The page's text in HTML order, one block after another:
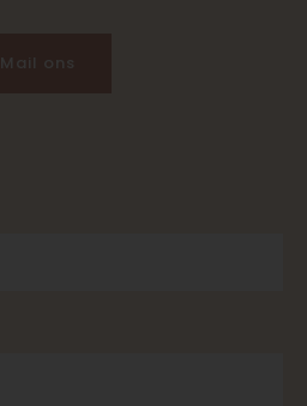
Mail ons